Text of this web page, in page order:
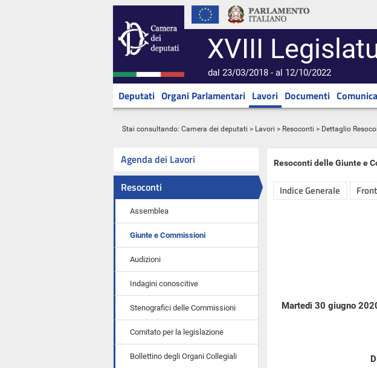
XVIII
dal 23/03/2018 - al 12/10/2022
Deputati Organi Parlamentari Lavori Documenti
Stai consultando: Camera dei deputati > Lavori > Resoconti > Dettaglio
Agenda dei Lavori
Resoconti
Assemblea
Giunte e Commissioni
Audizioni
Indagini conoscitive
Stenografici delle Commissioni
Comitato per la legislazione
Bollettino degli Organi Collegiali
Resoconti delle Giunte e
Indice Generale
Martedì 30 giugno